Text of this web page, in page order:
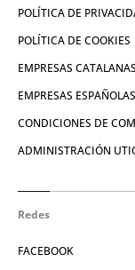
POLÍTICA DE
POLÍTICA DE COOKIES
EMPRESAS CATALANAS
EMPRESAS ESPAÑOLAS
CONDICIONES DE
ADMINISTRACIÓN
Redes
FACEBOOK